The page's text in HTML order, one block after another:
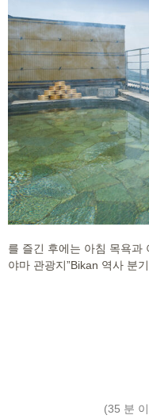
를 즐긴 후에는 아침 목욕과
야마 관광지”Bikan 역사 분
(35 분